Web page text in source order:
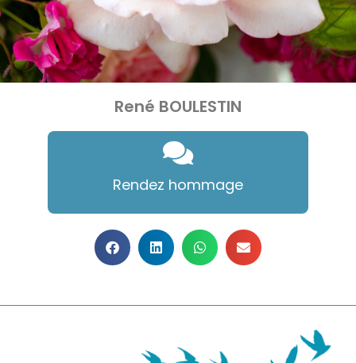
René BOULESTIN
Rendez hommage